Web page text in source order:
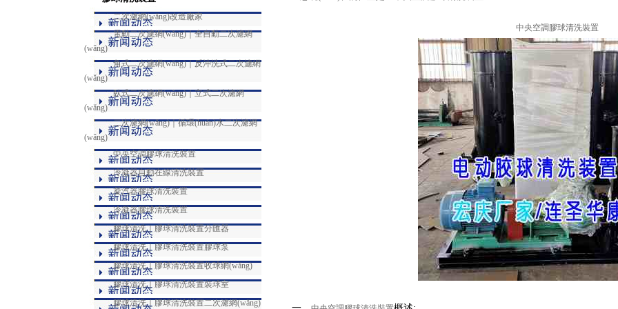
二次濾網(wǎng)改造廠家
電動二次濾網(wǎng)｜全自動二次濾網
(wǎng)
角式二次濾網(wǎng)｜反沖洗式二次濾網
(wǎng)
臥式二次濾網(wǎng)｜立式二次濾網
(wǎng)
二次濾網(wǎng)｜循環(huán)水二次濾網
(wǎng)
中央空調膠球清洗裝置
冷凝器自動在線清洗裝置
凝汽器膠球清洗裝置
冷凝器膠球清洗裝置
膠球清洗｜膠球清洗裝置分匯器
膠球清洗｜膠球清洗裝置膠球泵
膠球清洗｜膠球清洗裝置收球網(wǎng)
膠球清洗｜膠球清洗裝置裝球室
膠球清洗｜膠球清洗裝置二次濾網(wǎng)
中央空調膠球清洗裝置